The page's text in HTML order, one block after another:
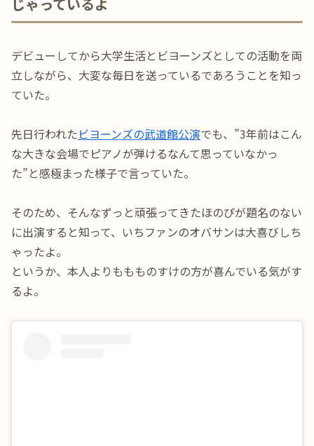
じゃっているよ
デビューしてから大学生活とビヨーンズとしての活動を両
立しながら、大変な毎日を送っているであろうことを知っ
ていた。
先日行われたビヨーンズの武道館公演でも、”3年前はこん
な大きな会場でピアノが弾けるなんて思っていなかっ
た”と感極まった様子で言っていた。
そのため、そんなずっと頑張ってきたほのぴが題名のない
に出演すると知って、いちファンのオバサンは大喜びしち
ゃったよ。
というか、本人よりももものすけの方が喜んでいる気がす
るよ。